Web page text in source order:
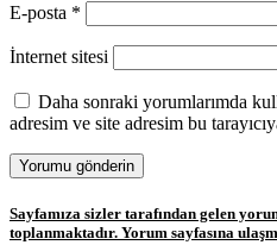
E-posta *
İnternet sitesi
Daha sonraki yorumlarımda
adresim ve site adresim bu
Sayfamıza sizler tarafından gelen
toplanmaktadır. Yorum sayfasına